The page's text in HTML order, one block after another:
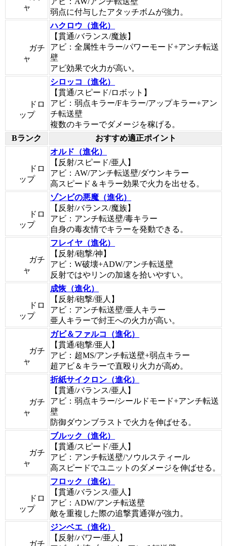
ャ
弱点に付与したアタッチボムが強力。
ガチ
ャ
ハクロウ（進化）
【貫通/バランス/魔族】
アビ：全属性キラー/パワーモード+アンチ転送
壁
アビ効果で火力が高い。
ドロ
ップ
シロッコ（進化）
【貫通/スピード/ロボット】
アビ：弱点キラー/Fキラー/アップキラー+アン
チ転送壁
複数のキラーでダメージを稼げる。
Bランク
おすすめ適正ポイント
ドロ
ップ
オルド（進化）
【反射/スピード/亜人】
アビ：AW/アンチ転送壁/ダウンキラー
高スピード＆キラー効果で火力を出せる。
ドロ
ップ
ゾンビの悪魔（進化）
【反射/バランス/魔族】
アビ：アンチ転送壁/毒キラー
自身の毒友情でキラーを発動できる。
ガチ
ャ
フレイヤ（進化）
【反射/砲撃/神】
アビ：W破壊+ADW/アンチ転送壁
反射ではやリンの加速を拾いやすい。
ドロ
ップ
成恢（進化）
【反射/砲撃/亜人】
アビ：アンチ転送壁/亜人キラー
亜人キラーで紂王への火力が高い。
ガチ
ャ
ガビ＆ファルコ（進化）
【貫通/砲撃/亜人】
アビ：超MS/アンチ転送壁+弱点キラー
超アビ＆キラーで直殴り火力が高め。
ガチ
ャ
折紙サイクロン（進化）
【貫通/バランス/亜人】
アビ：弱点キラー/シールドモード+アンチ転送
壁
防御ダウンブラストで火力を伸ばせる。
ガチ
ャ
ブルック（進化）
【貫通/スピード/亜人】
アビ：アンチ転送壁/ソウルスティール
高スピードでユニットのダメージを伸ばせる。
ドロ
ップ
フロック（進化）
【貫通/バランス/亜人】
アビ：ADW/アンチ転送壁
敵を重複した際の追撃貫通弾が強力。
ガチ
ジンベエ（進化）
【反射/パワー/亜人】